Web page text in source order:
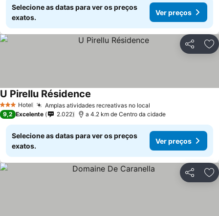
Selecione as datas para ver os preços
exatos.
Ver preços
Partilhar
3 EstrelasHotel Amplas atividades recreativas no local
U Pirellu Résidence
9,2 Excelente 2.022 a 4.2 km de Centro da cidade
Selecione as datas para ver os preços
exatos.
Ver preços
Partilhar